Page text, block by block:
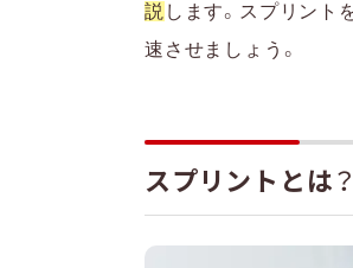
ス
説 します。スプリント
速させましょう。
スプリントとは